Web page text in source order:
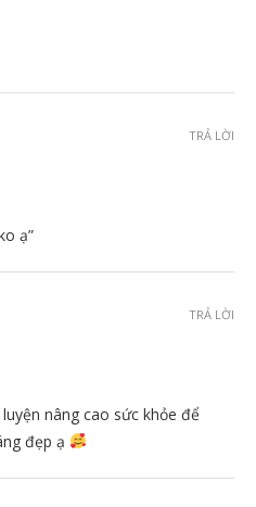
ạ”
TRẢ LỜI
nâng cao sức khỏe để
đẹp ạ
TRẢ LỜI